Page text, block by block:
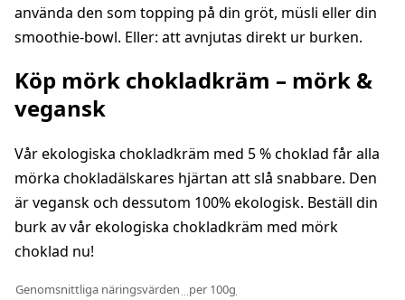
använda den som topping på din gröt, müsli eller din
smoothie-bowl. Eller: att avnjutas direkt ur burken.
Köp mörk chokladkräm – mörk &
vegansk
Vår ekologiska chokladkräm med 5 % choklad får alla
mörka chokladälskares hjärtan att slå snabbare. Den
är vegansk och dessutom 100% ekologisk. Beställ din
burk av vår ekologiska chokladkräm med mörk
choklad nu!
Genomsnittliga näringsvärden per 100g